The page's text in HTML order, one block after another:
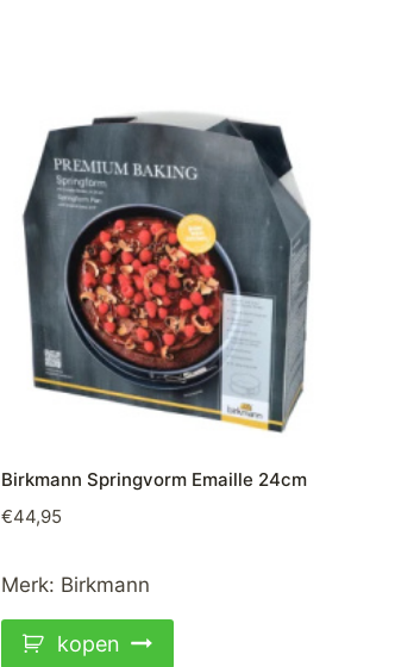
Birkmann Springvorm Emaille 24cm
€44,95
Merk: Birkmann
kopen